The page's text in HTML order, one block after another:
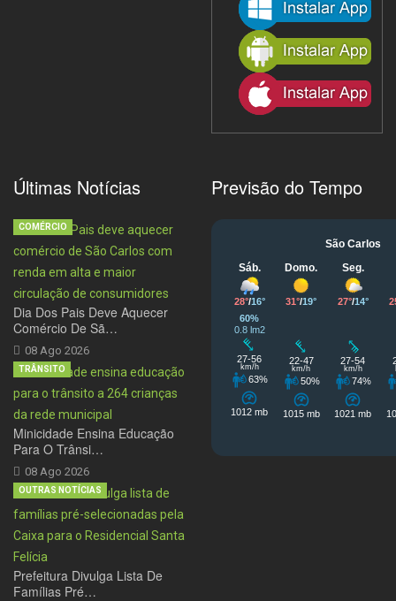
Últimas Notícias
Dia Dos Pais Deve Aquecer
Comércio De Sã…
08 Ago 2026
COMÉRCIO
Minicidade Ensina Educação
Para O Trânsi…
08 Ago 2026
TRÂNSITO
Prefeitura Divulga Lista De
Famílias Pré…
OUTRAS NOTÍCIAS
Previsão do Tempo